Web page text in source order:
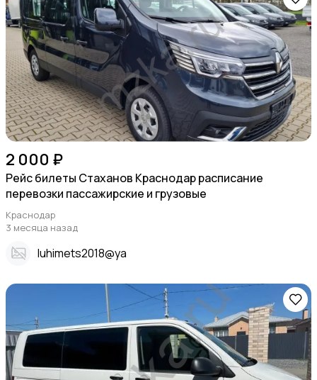
2 000 ₽
Рейс билеты Стаханов Краснодар расписание
перевозки пассажирские и грузовые
Краснодар
3 месяца назад
Iuhimets2018@ya